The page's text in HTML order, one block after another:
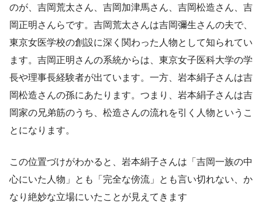
のが、吉岡荒太さん、吉岡加津馬さん、吉岡松造さん、吉
岡正明さんらです。吉岡荒太さんは吉岡彌生さんの夫で、
東京女医学校の創設に深く関わった人物として知られてい
ます。吉岡正明さんの系統からは、東京女子医科大学の学
長や理事長経験者が出ています。一方、岩本絹子さんは吉
岡松造さんの孫にあたります。つまり、岩本絹子さんは吉
岡家の兄弟筋のうち、松造さんの流れを引く人物というこ
とになります。
この位置づけがわかると、岩本絹子さんは「吉岡一族の中
心にいた人物」とも「完全な傍流」とも言い切れない、か
なり絶妙な立場にいたことが見えてきます